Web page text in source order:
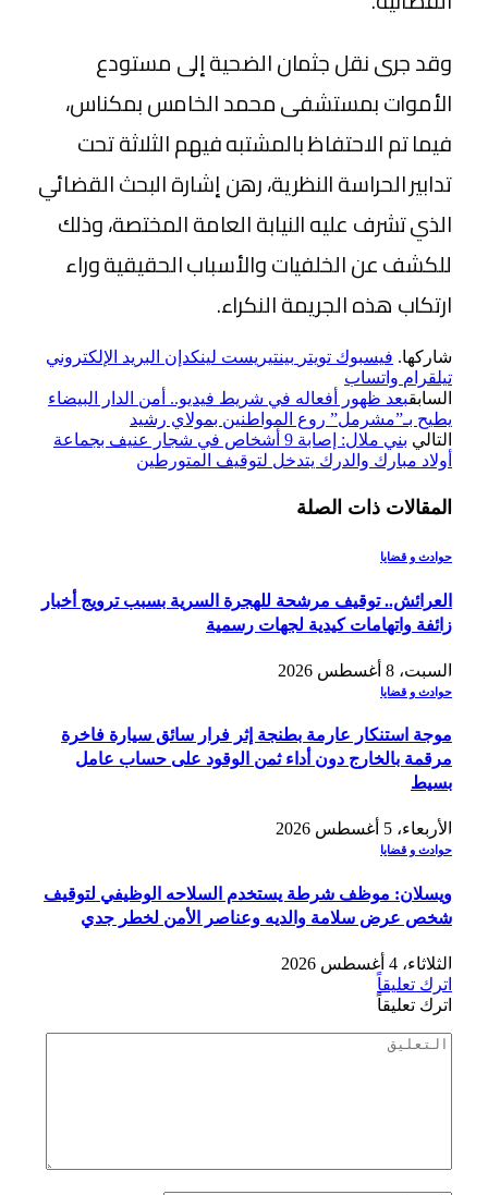
​وقد جرى نقل جثمان الضحية إلى مستودع
الأموات بمستشفى محمد الخامس بمكناس،
فيما تم الاحتفاظ بالمشتبه فيهم الثلاثة تحت
تدابير الحراسة النظرية، رهن إشارة البحث القضائي
الذي تشرف عليه النيابة العامة المختصة، وذلك
للكشف عن الخلفيات والأسباب الحقيقية وراء
ارتكاب هذه الجريمة النكراء.
شاركها. فيسبوك تويتر بينتيريست لينكدإن البريد الإلكتروني
تيلقرام واتساب
السابقبعد ظهور أفعاله في شريط فيديو.. أمن الدار البيضاء
يطيح بـ”مشرمل” روع المواطنين بمولاي رشيد
التالي
بني ملال: إصابة 9 أشخاص في شجار عنيف بجماعة
أولاد مبارك والدرك يتدخل لتوقيف المتورطين
المقالات ذات الصلة
حوادث و قضايا
العرائش.. توقيف مرشحة للهجرة السرية بسبب ترويج أخبار
زائفة واتهامات كيدية لجهات رسمية
السبت، 8 أغسطس 2026
حوادث و قضايا
موجة استنكار عارمة بطنجة إثر فرار سائق سيارة فاخرة
مرقمة بالخارج دون أداء ثمن الوقود على حساب عامل
بسيط
الأربعاء، 5 أغسطس 2026
حوادث و قضايا
ويسلان: موظف شرطة يستخدم السلاحه الوظيفي لتوقيف
شخص عرض سلامة والديه وعناصر الأمن لخطر جدي
الثلاثاء، 4 أغسطس 2026
اترك تعليقاً
اترك تعليقاً